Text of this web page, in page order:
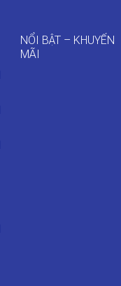
NỔI BẬT – KHUYẾN
MÃI